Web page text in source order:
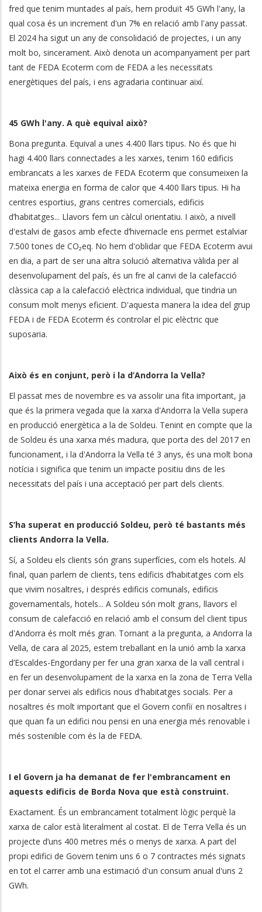
fred que tenim muntades al país, hem produït 45 GWh l'any, la
qual cosa és un increment d'un 7% en relació amb l'any passat.
El 2024 ha sigut un any de consolidació de projectes, i un any
molt bo, sincerament. Això denota un acompanyament per part
tant de FEDA Ecoterm com de FEDA a les necessitats
energètiques del país, i ens agradaria continuar així.
45 GWh l'any. A què equival això?
Bona pregunta. Equival a unes 4.400 llars tipus. No és que hi
hagi 4.400 llars connectades a les xarxes, tenim 160 edificis
embrancats a les xarxes de FEDA Ecoterm que consumeixen la
mateixa energia en forma de calor que 4.400 llars tipus. Hi ha
centres esportius, grans centres comercials, edificis
d’habitatges... Llavors fem un càlcul orientatiu. I això, a nivell
d'estalvi de gasos amb efecte d’hivernacle ens permet estalviar
7.500 tones de CO₂eq. No hem d'oblidar que FEDA Ecoterm avui
en dia, a part de ser una altra solució alternativa vàlida per al
desenvolupament del país, és un fre al canvi de la calefacció
clàssica cap a la calefacció elèctrica individual, que tindria un
consum molt menys eficient. D'aquesta manera la idea del grup
FEDA i de FEDA Ecoterm és controlar el pic elèctric que
suposaria.
Això és en conjunt, però i la d’Andorra la Vella?
El passat mes de novembre es va assolir una fita important, ja
que és la primera vegada que la xarxa d'Andorra la Vella supera
en producció energètica a la de Soldeu. Tenint en compte que la
de Soldeu és una xarxa més madura, que porta des del 2017 en
funcionament, i la d'Andorra la Vella té 3 anys, és una molt bona
notícia i significa que tenim un impacte positiu dins de les
necessitats del país i una acceptació per part dels clients.
S’ha superat en producció Soldeu, però té bastants més
clients Andorra la Vella.
Sí, a Soldeu els clients són grans superfícies, com els hotels. Al
final, quan parlem de clients, tens edificis d’habitatges com els
que vivim nosaltres, i després edificis comunals, edificis
governamentals, hotels... A Soldeu són molt grans, llavors el
consum de calefacció en relació amb el consum del client tipus
d'Andorra és molt més gran. Tornant a la pregunta, a Andorra la
Vella, de cara al 2025, estem treballant en la unió amb la xarxa
d’Escaldes-Engordany per fer una gran xarxa de la vall central i
en fer un desenvolupament de la xarxa en la zona de Terra Vella
per donar servei als edificis nous d'habitatges socials. Per a
nosaltres és molt important que el Govern confiï en nosaltres i
que quan fa un edifici nou pensi en una energia més renovable i
més sostenible com és la de FEDA.
I el Govern ja ha demanat de fer l'embrancament en
aquests edificis de Borda Nova que està construint.
Exactament. És un embrancament totalment lògic perquè la
xarxa de calor està literalment al costat. El de Terra Vella és un
projecte d’uns 400 metres més o menys de xarxa. A part del
propi edifici de Govern tenim uns 6 o 7 contractes més signats
en tot el carrer amb una estimació d'un consum anual d'uns 2
GWh.